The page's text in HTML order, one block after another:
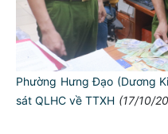
Phường Hưng Đạo (Dương
sát QLHC về TTXH (17/10/
Đối với chính phủ, phải
TUYỆT
Đối với nhân dân, phải
KÍNH
Đối với công việc, phải